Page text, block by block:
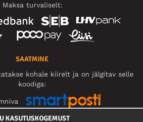
Maksa turvaliselt:
SAATMINE
kohale kiirelt ja on jälgitav selle
koodiga:
KASUTUSKOGEMUST